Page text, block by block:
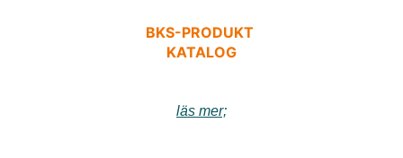
BKS-PRODUKT
KATALOG
läs mer;